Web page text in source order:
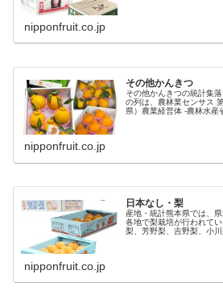
nipponfruit.co.jp
その他かんきつ
その他かんきつの統計集
の列は、農林業センサス
県）農業経営体 -農林水産
nipponfruit.co.jp
日本なし・梨
産地・統計熊本県では、
各地で梨栽培が行われて
梨、芳野梨、吉野梨、小
nipponfruit.co.jp